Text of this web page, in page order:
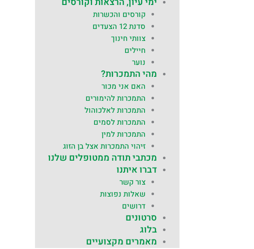
קורסים והכשרות
סדנת 12 הצעדים
צוותי חינוך
חיילים
נוער
מהי התמכרות?
האם אני מכור
התמכרות להימורים
התמכרות לאלכוהול
התמכרות לסמים
התמכרות למין
זיהוי התמכרות אצל בן הזוג
מכתבי תודה ממטופלים שלנו
דברו איתנו
צור קשר
שאלות נפוצות
דרושים
סרטונים
בלוג
מאמרים מקצועיים